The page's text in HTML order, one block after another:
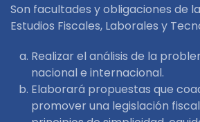
Son facultades y obligaciones de
Estudios Fiscales, Laborales y
Realizar el análisis de la
nacional e internacional.
Elaborará propuestas que
promover una legislación